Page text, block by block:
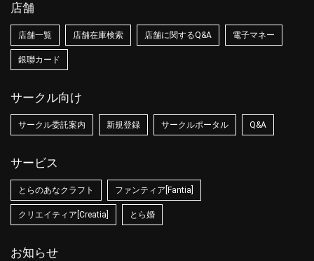
店舗
店舗一覧 店舗在庫検索 店舗に関するQ&A 電子マネー
銀聯カード
サークル向け
サークル委託案内 新規登録 サークルポータル Q&A
サービス
とらのあなクラフト ファンティア[Fantia]
クリエイティア[Creatia] とら婚
お知らせ